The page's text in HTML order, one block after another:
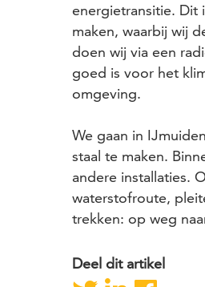
energietransitie. Dit
maken, waarbij wij
doen wij via een
goed is voor het
omgeving.
We gaan in
staal te maken.
andere installaties.
waterstofroute,
trekken: op weg
Deel dit artikel